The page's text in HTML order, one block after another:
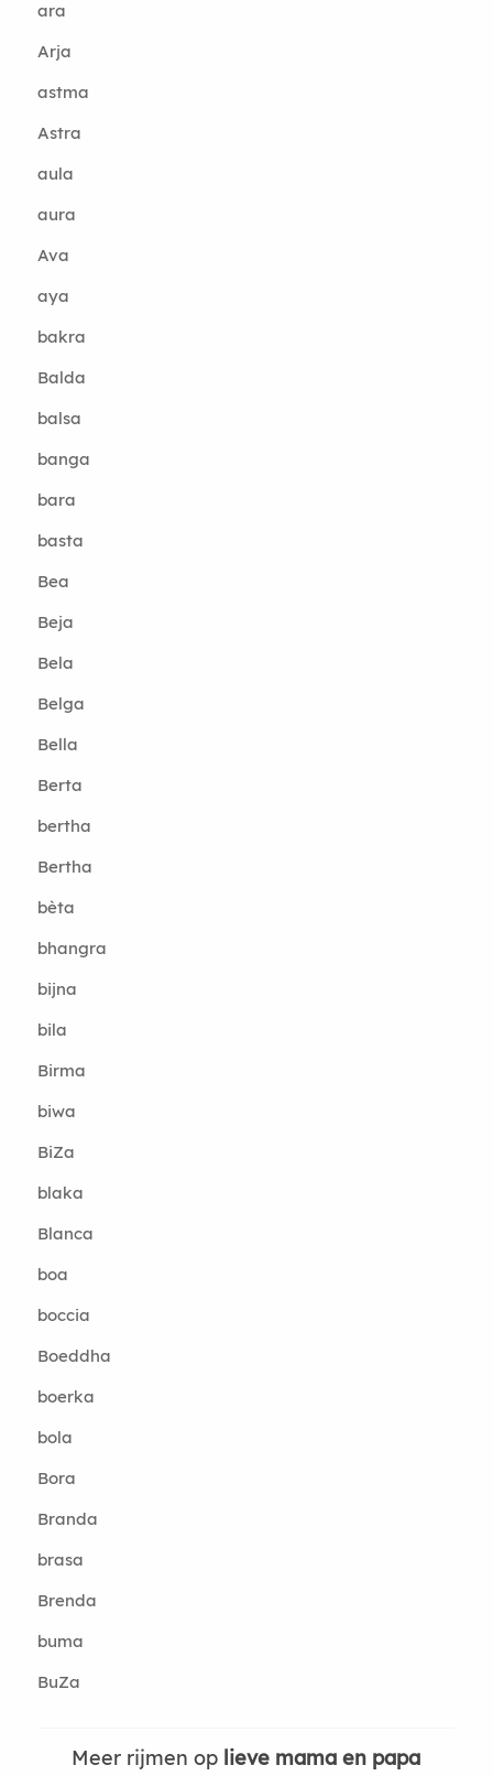
ara
Arja
astma
Astra
aula
aura
Ava
aya
bakra
Balda
balsa
banga
bara
basta
Bea
Beja
Bela
Belga
Bella
Berta
bertha
Bertha
bèta
bhangra
bijna
bila
Birma
biwa
BiZa
blaka
Blanca
boa
boccia
Boeddha
boerka
bola
Bora
Branda
brasa
Brenda
buma
BuZa
Meer rijmen op lieve mama en papa